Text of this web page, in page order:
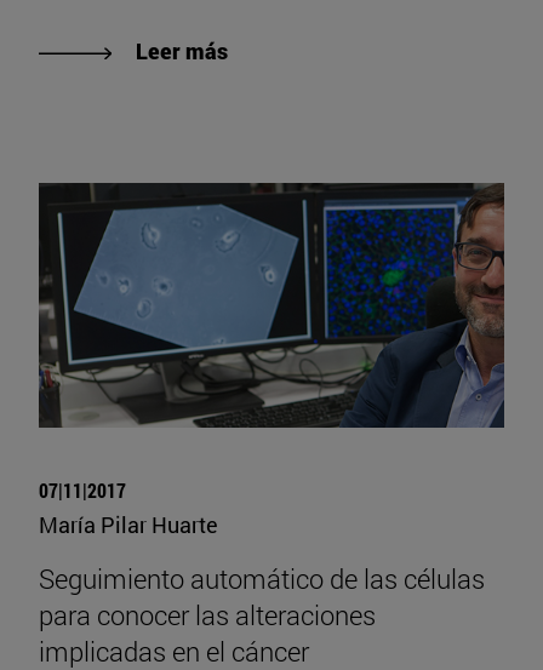
Leer más
07|11|2017
María Pilar Huarte
Seguimiento automático de las células
para conocer las alteraciones
implicadas en el cáncer